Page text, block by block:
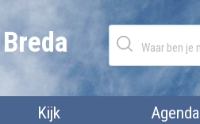
Breda
Kijk Agenda